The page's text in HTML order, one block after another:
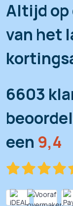
Altijd op
van het
6603
een 9,4